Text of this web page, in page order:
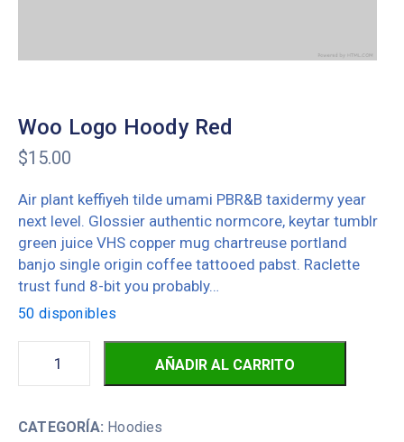
Woo Logo Hoody Red
$15.00
Air plant keffiyeh tilde umami PBR&B taxidermy year
next level. Glossier authentic normcore, keytar tumblr
green juice VHS copper mug chartreuse portland
banjo single origin coffee tattooed pabst. Raclette
trust fund 8-bit you probably…
50 disponibles
AÑADIR AL CARRITO
CATEGORÍA: Hoodies